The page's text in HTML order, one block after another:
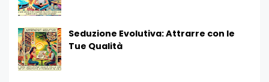
Seduzione Evolutiva: Attrarre con le
Tue Qualità